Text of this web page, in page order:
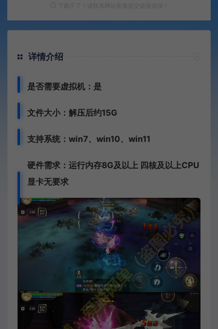
详情介绍
是否需要虚拟机：是
文件大小：解压后约15G
支持系统：win7、win10、win11
硬件需求：运行内存8G及以上 四核及以上CPU
显卡无要求